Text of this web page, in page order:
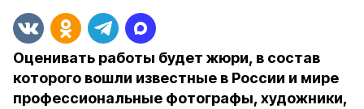
Оценивать работы будет жюри, в состав
которого вошли известные в России и мире
профессиональные фотографы, художники,